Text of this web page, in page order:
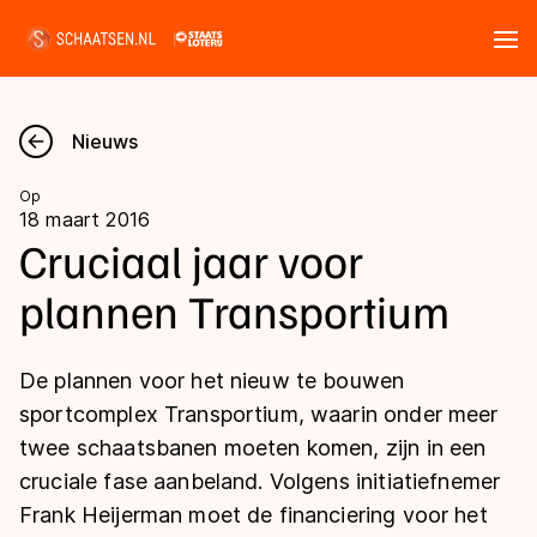
Nieuws
Kalender
Disciplines
Langebaan
Shorttrack
Inlineskaten
Uitslagen
Langebaan
Shorttrack
Marathon
Tijden & historie
Ranglijsten Langebaan
Nieuws
Op
18 maart 2016
Cruciaal jaar voor
plannen Transportium
De plannen voor het nieuw te bouwen
sportcomplex Transportium, waarin onder meer
twee schaatsbanen moeten komen, zijn in een
cruciale fase aanbeland. Volgens initiatiefnemer
Frank Heijerman moet de financiering voor het